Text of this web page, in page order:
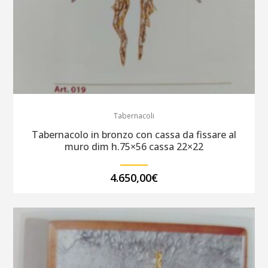
Tabernacoli
Tabernacolo in bronzo con cassa da fissare al
muro dim h.75×56 cassa 22×22
4.650,00€